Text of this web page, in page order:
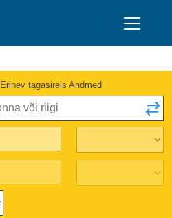
Erinev tagasireis Andmed